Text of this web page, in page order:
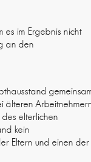
es im Ergebnis nicht
an den
älteren
elterlichen
kein
Eltern und einen der